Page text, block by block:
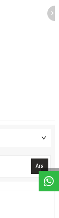
W
h
a
s
a
p
p
D
e
s
e
H
a
t
t
Ara